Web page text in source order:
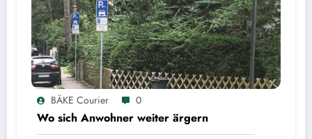
BÄKE Courier 0
Wo sich Anwohner weiter ärgern